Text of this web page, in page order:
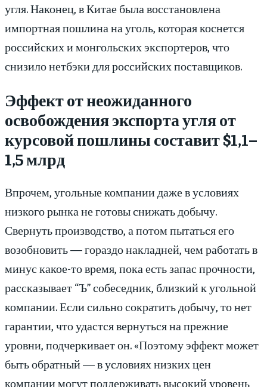
угля. Наконец, в Китае была восстановлена
импортная пошлина на уголь, которая коснется
российских и монгольских экспортеров, что
снизило нетбэки для российских поставщиков.
Эффект от неожиданного
освобождения экспорта угля от
курсовой пошлины составит $1,1–
1,5 млрд
Впрочем, угольные компании даже в условиях
низкого рынка не готовы снижать добычу.
Свернуть производство, а потом пытаться его
возобновить — гораздо накладней, чем работать в
минус какое-то время, пока есть запас прочности,
рассказывает “Ъ” собеседник, близкий к угольной
компании. Если сильно сократить добычу, то нет
гарантии, что удастся вернуться на прежние
уровни, подчеркивает он. «Поэтому эффект может
быть обратный — в условиях низких цен
компании могут поддерживать высокий уровень